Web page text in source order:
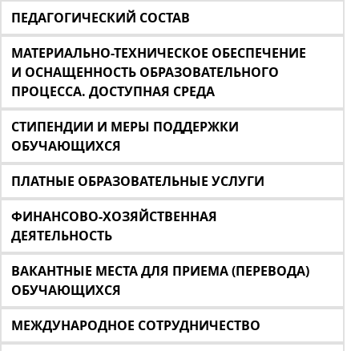
ПЕДАГОГИЧЕСКИЙ СОСТАВ
МАТЕРИАЛЬНО-ТЕХНИЧЕСКОЕ ОБЕСПЕЧЕНИЕ
И ОСНАЩЕННОСТЬ ОБРАЗОВАТЕЛЬНОГО
ПРОЦЕССА. ДОСТУПНАЯ СРЕДА
СТИПЕНДИИ И МЕРЫ ПОДДЕРЖКИ
ОБУЧАЮЩИХСЯ
ПЛАТНЫЕ ОБРАЗОВАТЕЛЬНЫЕ УСЛУГИ
ФИНАНСОВО-ХОЗЯЙСТВЕННАЯ
ДЕЯТЕЛЬНОСТЬ
ВАКАНТНЫЕ МЕСТА ДЛЯ ПРИЕМА (ПЕРЕВОДА)
ОБУЧАЮЩИХСЯ
МЕЖДУНАРОДНОЕ СОТРУДНИЧЕСТВО